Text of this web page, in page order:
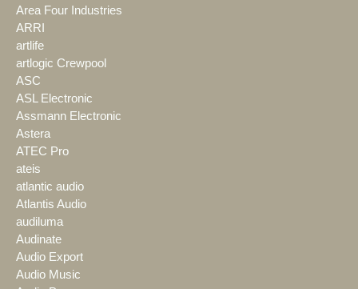
Area Four Industries
ARRI
artlife
artlogic Crewpool
ASC
ASL Electronic
Assmann Electronic
Astera
ATEC Pro
ateis
atlantic audio
Atlantis Audio
audiluma
Audinate
Audio Export
Audio Music